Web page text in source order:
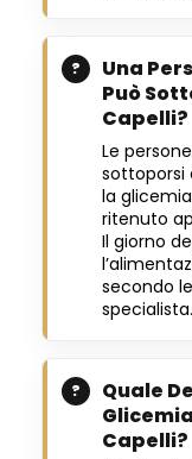
Una
Può
Capelli?
Le
sottoporsi
la
ritenuto
Il giorno
secondo
specialista.
Quale
Capelli?